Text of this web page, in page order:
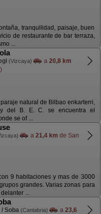
tranquilidad, paisaje, buen
de restaurante de bar terraza,
...
(Vizcaya) a 20,8 km
natural de Bilbao enkarterri,
del B. E. C. se encuentra el
se of ...
a 21,4 km de San
9 habitaciones y mas de 3000
grandes. Varias zonas para
...
Soba (Cantabria) a 23,6